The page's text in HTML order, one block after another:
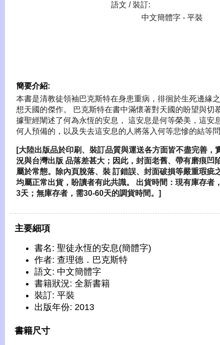
語文 / 裝訂:
中文簡體字 - 平裝
簡要介紹:
本書是清教徒領袖巴克斯特在身患重病，徘徊於生死邊緣
想天國的傑作。 巴克斯特在書中滿懷著對天國的盼望與切
據聖經闡述了何為永恆的安息， 這安息是何等榮美，這安
何人預備的，以及失去這安息的人將落入何等悲慘的結等
[大陸出版品於印刷、裝訂品質與運送各方面皆不盡完善，
況與台灣出版 品落差甚大；因此，封面老舊、帶有磨痕凹
屬於常態。除內頁脫落、裝 訂錯誤、封面破損等嚴重瑕疵
均屬正常出貨，盼讀者有此共識。 出貨時間：現有庫存者
3天；無庫存者，需30-60天的調貨時間。]
主要細項
書名: 聖徒永恆的安息(簡體字)
作者: 查理德．巴克斯特
語文: 中文簡體字
書籍狀況: 全新書籍
裝訂: 平裝
出版年份: 2013
書籍尺寸